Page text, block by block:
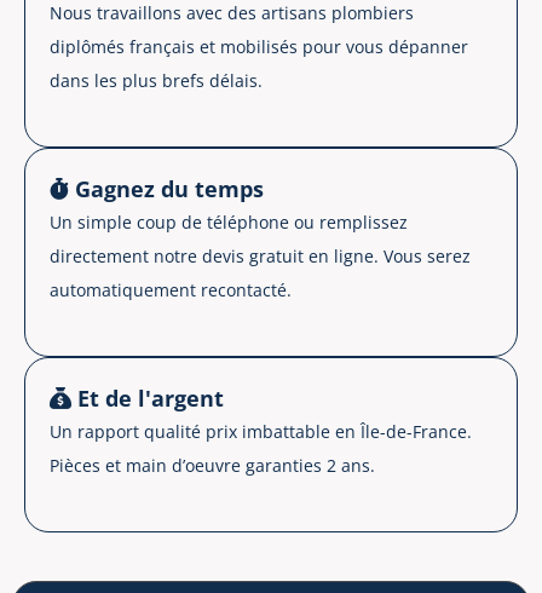
Nous travaillons avec des artisans plombiers
diplômés français et mobilisés pour vous dépanner
dans les plus brefs délais.
Gagnez du temps
Un simple coup de téléphone ou remplissez
directement notre devis gratuit en ligne. Vous serez
automatiquement recontacté.
Et de l'argent
Un rapport qualité prix imbattable en Île-de-France.
Pièces et main d’oeuvre garanties 2 ans.